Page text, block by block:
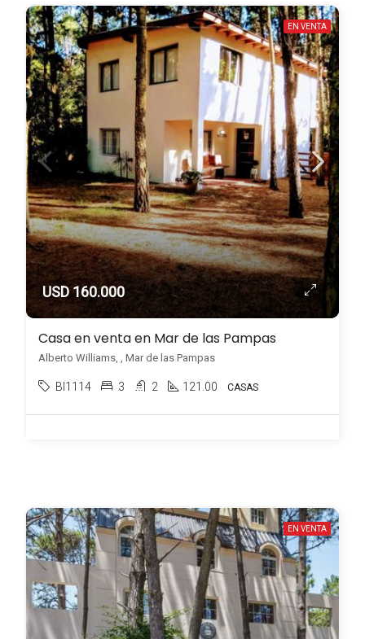
EN VENTA
USD 160.000
Casa en venta en Mar de las Pampas
Alberto Williams, , Mar de las Pampas
BI1114 3 2 121.00 CASAS
EN VENTA